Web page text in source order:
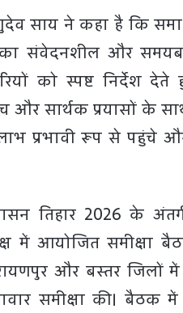
साय ने कहा है कि
संवेदनशील और
को स्पष्ट निर्देश
और सार्थक प्रयासों के
प्रभावी रूप से पहुंचे
तिहार 2026 के
में आयोजित समीक्षा
और बस्तर
समीक्षा की। बैठक